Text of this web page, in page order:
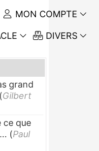
MON COMPTE
DIVERS
grand
(Gilbert
ce que
(Paul